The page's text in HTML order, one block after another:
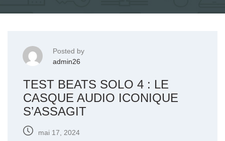
Posted by
admin26
TEST BEATS SOLO 4 : LE
CASQUE AUDIO ICONIQUE
S’ASSAGIT
mai 17, 2024